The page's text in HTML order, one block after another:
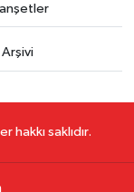
saklıdır.